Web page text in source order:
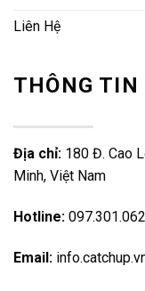
Liên Hệ
THÔNG TIN
Địa chỉ: 180 Đ. Cao
Minh, Việt Nam
Hotline:
Email: